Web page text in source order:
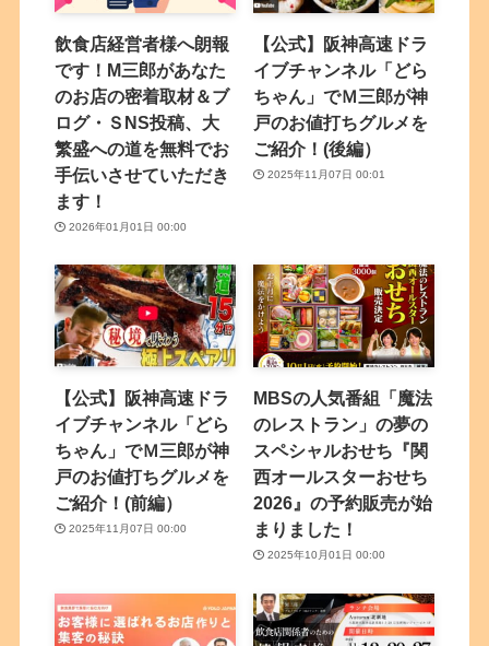
飲食店経営者様へ朗報
です！M三郎があなた
のお店の密着取材＆ブ
ログ・ＳNS投稿、大
繁盛への道を無料でお
手伝いさせていただき
ます！
2026年01月01日 00:00
【公式】阪神高速ドラ
イブチャンネル「どら
ちゃん」でＭ三郎が神
戸のお値打ちグルメを
ご紹介！(後編）
2025年11月07日 00:01
【公式】阪神高速ドラ
イブチャンネル「どら
ちゃん」でＭ三郎が神
戸のお値打ちグルメを
ご紹介！(前編）
2025年11月07日 00:00
MBSの人気番組「魔法
のレストラン」の夢の
スペシャルおせち『関
西オールスターおせち
2026』の予約販売が始
まりました！
2025年10月01日 00:00